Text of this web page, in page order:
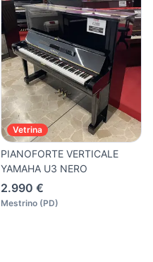
Vetrina
PIANOFORTE VERTICALE
YAMAHA U3 NERO
2.990 €
Mestrino (PD)